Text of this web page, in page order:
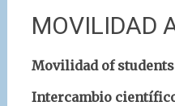
MOVILIDAD
Movilidad of students
Intercambio